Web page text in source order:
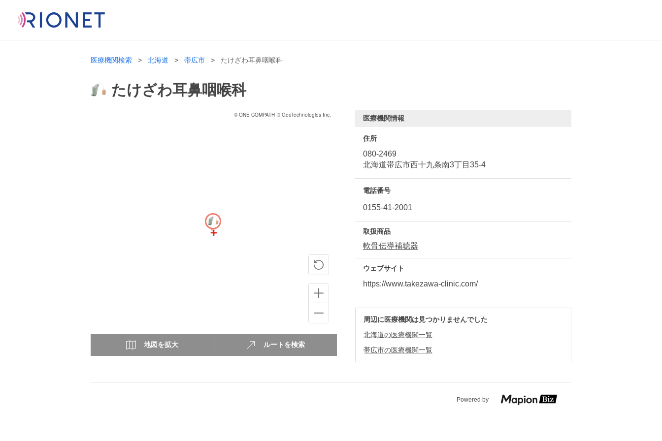
医療機関検索 北海道 帯広市 たけざわ耳鼻咽喉科
たけざわ耳鼻咽喉科
© ONE COMPATH © GeoTechnologies Inc.
地図を拡大 ルートを検索
医療機関情報
住所
080-2469
北海道帯広市西十九条南3丁目35-4
電話番号
0155-41-2001
取扱商品
軟骨伝導補聴器
ウェブサイト
https://www.takezawa-clinic.com/
周辺に医療機関は見つかりませんでした
北海道の医療機関一覧
帯広市の医療機関一覧
Powered by